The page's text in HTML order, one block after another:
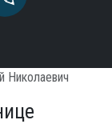
Николаевич